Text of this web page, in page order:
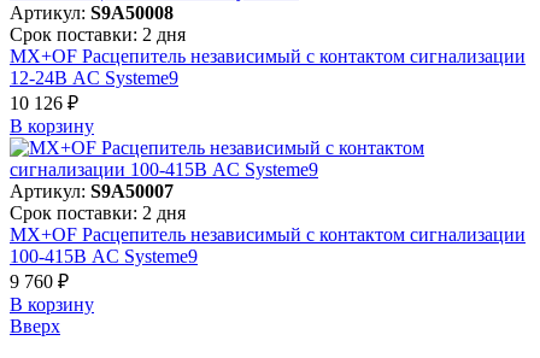
Артикул: S9A50008
Срок поставки: 2 дня
MX+OF Расцепитель независимый с контактом сигнализации
12-24В AC Systeme9
10 126 ₽
В корзинy
Артикул: S9A50007
Срок поставки: 2 дня
MX+OF Расцепитель независимый с контактом сигнализации
100-415В AC Systeme9
9 760 ₽
В корзинy
Вверх